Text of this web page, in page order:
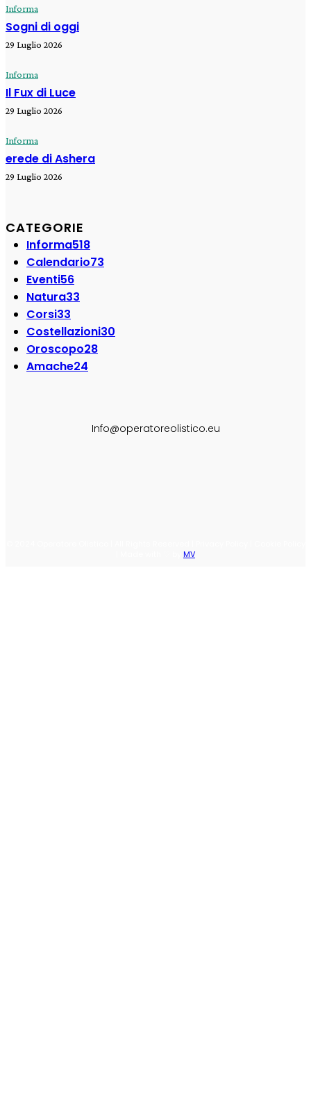
Informa
Sogni di oggi
29 Luglio 2026
Informa
Il Fux di Luce
29 Luglio 2026
Informa
erede di Ashera
29 Luglio 2026
CATEGORIE
Informa518
Calendario73
Eventi56
Natura33
Corsi33
Costellazioni30
Oroscopo28
Amache24
Info@operatoreolistico.eu
MV